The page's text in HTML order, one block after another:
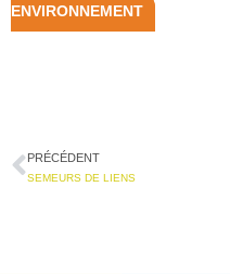
ENVIRONNEMENT
PRÉCÉDENT
SEMEURS DE LIENS